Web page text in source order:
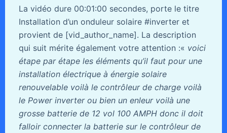
La vidéo dure 00:01:00 secondes, porte le titre
Installation d’un onduleur solaire #inverter et
provient de [vid_author_name]. La description
qui suit mérite également votre attention :« voici
étape par étape les éléments qu’il faut pour une
installation électrique à énergie solaire
renouvelable voilà le contrôleur de charge voilà
le Power inverter ou bien un enleur voilà une
grosse batterie de 12 vol 100 AMPH donc il doit
falloir connecter la batterie sur le contrôleur de